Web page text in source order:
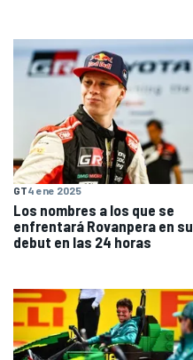
GT4 ene 2025
Los nombres a los que se
enfrentará Rovanpera en su
debut en las 24 horas